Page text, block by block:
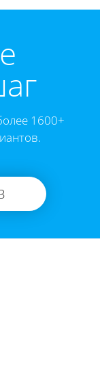
1600+